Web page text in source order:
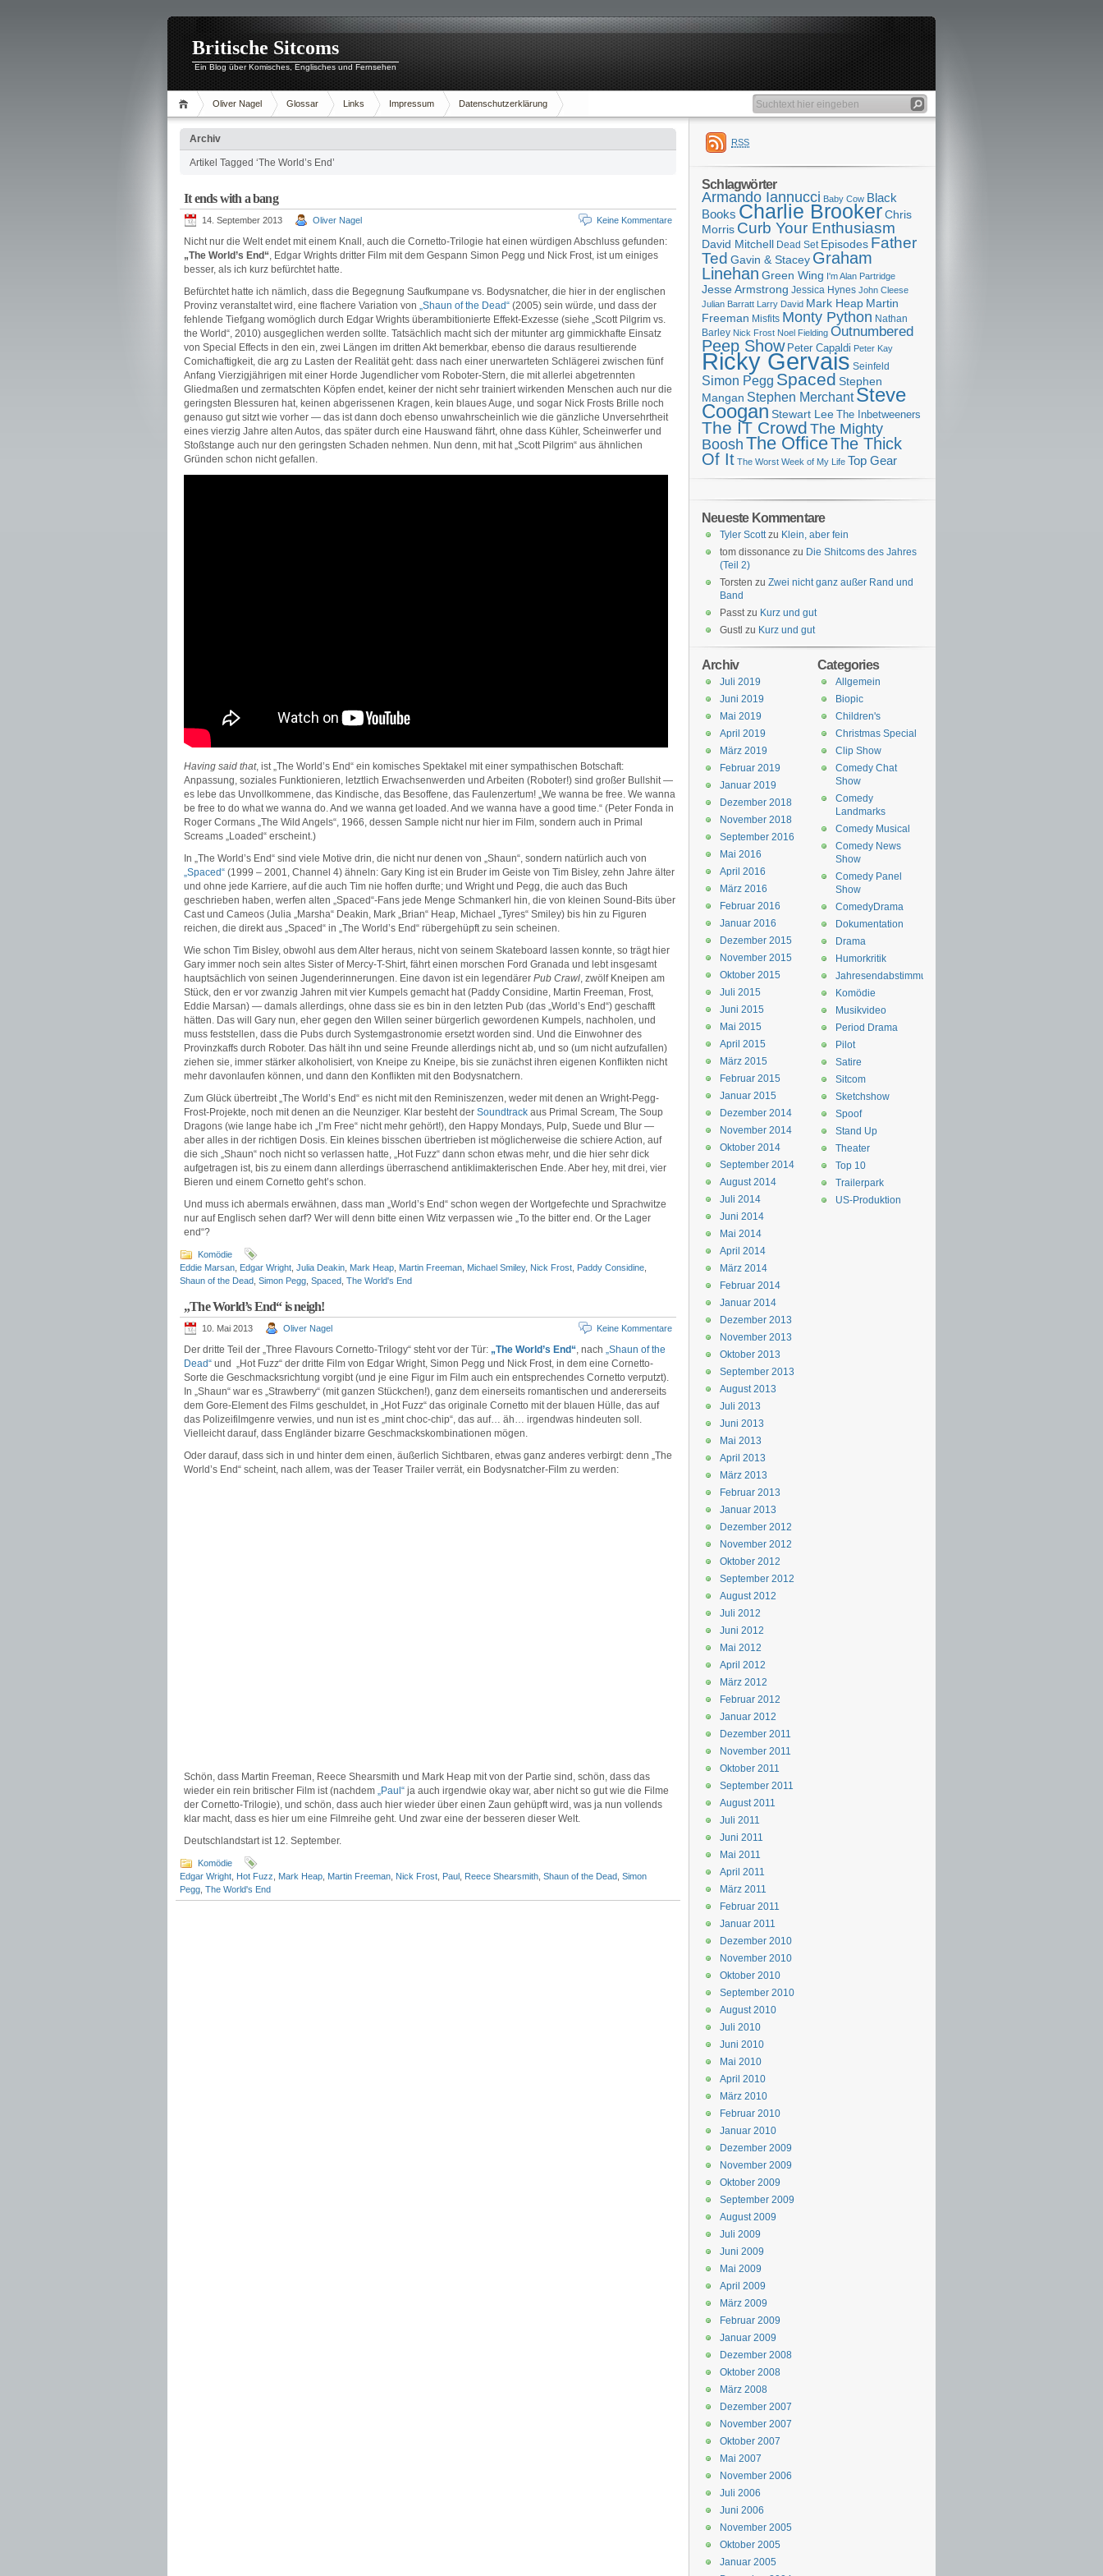
Britische Sitcoms
Ein Blog über Komisches, Englisches und Fernsehen
Oliver Nagel Glossar Links Impressum Datenschutzerklärung
Archiv
Artikel Tagged ‘The World’s End’
It ends with a bang
14. September 2013 Oliver Nagel Keine Kommentare
Nicht nur die Welt endet mit einem Knall, auch die Cornetto-Trilogie hat einen würdigen Abschluss gefunden:
„The World’s End“, Edgar Wrights dritter Film mit dem Gespann Simon Pegg und Nick Frost, ist um einiges
besser, als ich kurz befürchtet hatte.
Befürchtet hatte ich nämlich, dass die Begegnung Saufkumpane vs. Bodysnatcher, die hier in der englischen
Provinz veranstaltet wird, eine flachere Variation von „Shaun of the Dead“ (2005) sein würde, und dass der
fehlende Tiefgang womöglich durch Edgar Wrights überambitionierte Effekt-Exzesse (siehe „Scott Pilgrim vs.
the World“, 2010) ausgeglichen werden sollte. Tatsächlich macht sich der mitunter arg gimmickhafte Einsatz
von Special Effects in den ein, zwei Längen im dritten Akt bemerkbar, ebenso die daraus resultierende
Comichaftigkeit, die arg zu Lasten der Realität geht: dass nach einer unerwarteten Schlägerei zwischen fünf
Anfang Vierzigjährigen mit einer Horde Jugendlicher vom Roboter-Stern, die mit allerlei abgetrennten
Gliedmaßen und zermatschten Köpfen endet, keiner der nicht sehr trainiert wirkenden Menschen auch nur die
geringsten Blessuren hat, keinen abgerissenen Kragen, kein blaues Auge, und sogar Nick Frosts Brille noch
genauso gut sitzt wie vorher — das ist dann doch ebenso unwahrscheinlich wie die gänzliche Unversehrtheit
eines vierzig Jahre alten Autos, das später durch eine Hauswand fährt, ohne dass Kühler, Scheinwerfer und
Stoßstange auch nur den geringsten Schaden nehmen. Nun denn, mit hat „Scott Pilgrim“ aus ähnlichen
Gründen schon nicht gefallen.
Having said that, ist „The World’s End“ ein komisches Spektakel mit einer sympathischen Botschaft:
Anpassung, soziales Funktionieren, letztlich Erwachsenwerden und Arbeiten (Roboter!) sind großer Bullshit —
es lebe das Unvollkommene, das Kindische, das Besoffene, das Faulenzertum! „We wanna be free. We wanna
be free to do what we wanna do. And we wanna get loaded. And we wanna have a good time.“ (Peter Fonda in
Roger Cormans „The Wild Angels“, 1966, dessen Sample nicht nur hier im Film, sondern auch in Primal
Screams „Loaded“ erscheint.)
In „The World’s End“ sind viele Motive drin, die nicht nur denen von „Shaun“, sondern natürlich auch von
„Spaced“ (1999 – 2001, Channel 4) ähneln: Gary King ist ein Bruder im Geiste von Tim Bisley, zehn Jahre älter
und ohne jede Karriere, auf die auch Tim nie hoffen durfte; und Wright und Pegg, die auch das Buch
geschrieben haben, werfen alten „Spaced“-Fans jede Menge Schmankerl hin, die von kleinen Sound-Bits über
Cast und Cameos (Julia „Marsha“ Deakin, Mark „Brian“ Heap, Michael „Tyres“ Smiley) bis hin zu Figuren
reichen, die direkt aus „Spaced“ in „The World’s End“ rübergehüpft zu sein scheinen.
Wie schon Tim Bisley, obwohl aus dem Alter heraus, nicht von seinem Skateboard lassen konnte, so trägt hier
Gary immer noch sein altes Sister of Mercy-T-Shirt, fährt einen morschen Ford Granada und lebt insgesamt
hauptsächlich von seinen Jugenderinnerungen. Eine davon ist ein legendärer Pub Crawl, zwölf Kneipen am
Stück, den er vor zwanzig Jahren mit vier Kumpels gemacht hat (Paddy Considine, Martin Freeman, Frost,
Eddie Marsan) — damals allerdings, ohne dass sie es bin in den letzten Pub (das „World’s End“) geschafft
hätten. Das will Gary nun, eher gegen den Willen seiner bürgerlich gewordenen Kumpels, nachholen, und
muss feststellen, dass die Pubs durch Systemgastronomie ersetzt worden sind. Und die Einwohner des
Provinzkaffs durch Roboter. Das hält ihn und seine Freunde allerdings nicht ab, und so (um nicht aufzufallen)
ziehen sie, immer stärker alkoholisiert, von Kneipe zu Kneipe, bis sie zunächst ihren eigenen Konflikten nicht
mehr davonlaufen können, und dann den Konflikten mit den Bodysnatchern.
Zum Glück übertreibt „The World’s End“ es nicht mit den Reminiszenzen, weder mit denen an Wright-Pegg-
Frost-Projekte, noch mit denen an die Neunziger. Klar besteht der Soundtrack aus Primal Scream, The Soup
Dragons (wie lange habe ich „I’m Free“ nicht mehr gehört!), den Happy Mondays, Pulp, Suede und Blur —
aber alles in der richtigen Dosis. Ein kleines bisschen übertrieben ist möglicherweise die schiere Action, auf
die sich „Shaun“ noch nicht so verlassen hatte, „Hot Fuzz“ dann schon etwas mehr, und die hier sehr dick
aufgetragen ist, bis zu einem dann allerdings überraschend antiklimakterischen Ende. Aber hey, mit drei, vier
Bieren und einem Cornetto geht’s schon.
Und muss ich abermals erwähnen, dass man „World’s End“ schon wegen der Wortgefechte und Sprachwitze
nur auf Englisch sehen darf? Wer will denn bitte einen Witz verpassen wie „To the bitter end. Or the Lager
end“?
Komödie
Eddie Marsan Edgar Wright Julia Deakin Mark Heap Martin Freeman Michael Smiley, Nick Frost Paddy Considine
Shaun of the Dead Simon Pegg Spaced The World's End
„The World’s End“ is neigh!
10. Mai 2013 Oliver Nagel Keine Kommentare
Der dritte Teil der „Three Flavours Cornetto-Trilogy“ steht vor der Tür: „The World’s End“, nach „Shaun of the
Dead“ und „Hot Fuzz“ der dritte Film von Edgar Wright, Simon Pegg und Nick Frost, in dem eine Cornetto-
Sorte die Geschmacksrichtung vorgibt (und je eine Figur im Film auch ein entsprechendes Cornetto verputzt).
In „Shaun“ war es „Strawberry“ (mit ganzen Stückchen!), ganz dem einerseits romantischen und andererseits
dem Gore-Element des Films geschuldet, in „Hot Fuzz“ das originale Cornetto mit der blauen Hülle, das auf
das Polizeifilmgenre verwies, und nun ist es „mint choc-chip“, das auf… äh… irgendwas hindeuten soll.
Vielleicht darauf, dass Engländer bizarre Geschmackskombinationen mögen.
Oder darauf, dass sich in und hinter dem einen, äußerlich Sichtbaren, etwas ganz anderes verbirgt: denn „The
World’s End“ scheint, nach allem, was der Teaser Trailer verrät, ein Bodysnatcher-Film zu werden:
Schön, dass Martin Freeman, Reece Shearsmith und Mark Heap mit von der Partie sind, schön, dass das
wieder ein rein britischer Film ist (nachdem „Paul“ ja auch irgendwie okay war, aber nicht so gut wie die Filme
der Cornetto-Trilogie), und schön, dass auch hier wieder über einen Zaun gehüpft wird, was ja nun vollends
klar macht, dass es hier um eine Filmreihe geht. Und zwar eine der besseren dieser Welt.
Deutschlandstart ist 12. September.
Komödie
Edgar Wright Hot Fuzz Mark Heap Martin Freeman Nick Frost Paul Reece Shearsmith Shaun of the Dead Simon
Pegg The World's End
RSS
Schlagwörter
Armando Iannucci Baby Cow Black
Books Charlie BrookerChris
Morris Curb Your Enthusiasm
David Mitchell Dead Set Episodes Father
Ted Gavin & Stacey Graham
Linehan Green Wing I'm Alan Partridge
Jesse Armstrong Jessica Hynes John Cleese
Julian Barratt Larry David Mark Heap Martin
Freeman Misfits Monty Python Nathan
Barley Nick Frost Noel Fielding Outnumbered
Peep Show Peter Capaldi Peter Kay
Ricky Gervais Seinfeld
Simon Pegg Spaced Stephen
Mangan Stephen Merchant Steve
CooganStewart Lee The Inbetweeners
The IT Crowd The Mighty
Boosh The OfficeThe Thick
Of It The Worst Week of My Life Top Gear
Neueste Kommentare
Tyler Scottzu Klein, aber fein
tom dissonance zu Die Shitcoms des Jahres
(Teil 2)
Torsten zu Zwei nicht ganz außer Rand und
Band
Passtzu Kurz und gut
Gustl zu Kurz und gut
Categories
Allgemein
Biopic
Children's
Christmas Special
Clip Show
Comedy Chat
Show
Comedy
Landmarks
Comedy Musical
Comedy News
Show
Comedy Panel
Show
ComedyDrama
Dokumentation
Drama
Humorkritik
Jahresendabstimmung
Komödie
Musikvideo
Period Drama
Pilot
Satire
Sitcom
Sketchshow
Spoof
Stand Up
Theater
Top 10
Trailerpark
US-Produktion
Archiv
Juli 2019
Juni 2019
Mai 2019
April 2019
März 2019
Februar 2019
Januar 2019
Dezember 2018
November 2018
September 2016
Mai 2016
April 2016
März 2016
Februar 2016
Januar 2016
Dezember 2015
November 2015
Oktober 2015
Juli 2015
Juni 2015
Mai 2015
April 2015
März 2015
Februar 2015
Januar 2015
Dezember 2014
November 2014
Oktober 2014
September 2014
August 2014
Juli 2014
Juni 2014
Mai 2014
April 2014
März 2014
Februar 2014
Januar 2014
Dezember 2013
November 2013
Oktober 2013
September 2013
August 2013
Juli 2013
Juni 2013
Mai 2013
April 2013
März 2013
Februar 2013
Januar 2013
Dezember 2012
November 2012
Oktober 2012
September 2012
August 2012
Juli 2012
Juni 2012
Mai 2012
April 2012
März 2012
Februar 2012
Januar 2012
Dezember 2011
November 2011
Oktober 2011
September 2011
August 2011
Juli 2011
Juni 2011
Mai 2011
April 2011
März 2011
Februar 2011
Januar 2011
Dezember 2010
November 2010
Oktober 2010
September 2010
August 2010
Juli 2010
Juni 2010
Mai 2010
April 2010
März 2010
Februar 2010
Januar 2010
Dezember 2009
November 2009
Oktober 2009
September 2009
August 2009
Juli 2009
Juni 2009
Mai 2009
April 2009
März 2009
Februar 2009
Januar 2009
Dezember 2008
Oktober 2008
März 2008
Dezember 2007
November 2007
Oktober 2007
Mai 2007
November 2006
Juli 2006
Juni 2006
November 2005
Oktober 2005
Januar 2005